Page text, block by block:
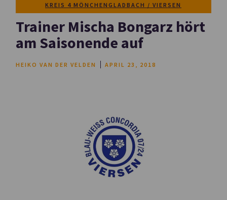
KREIS 4 MÖNCHENGLADBACH / VIERSEN
Trainer Mischa Bongarz hört
am Saisonende auf
HEIKO VAN DER VELDEN APRIL 23, 2018